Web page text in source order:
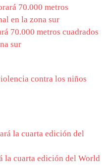
70.000 metros cuadrados
sur
la cuarta edición del World